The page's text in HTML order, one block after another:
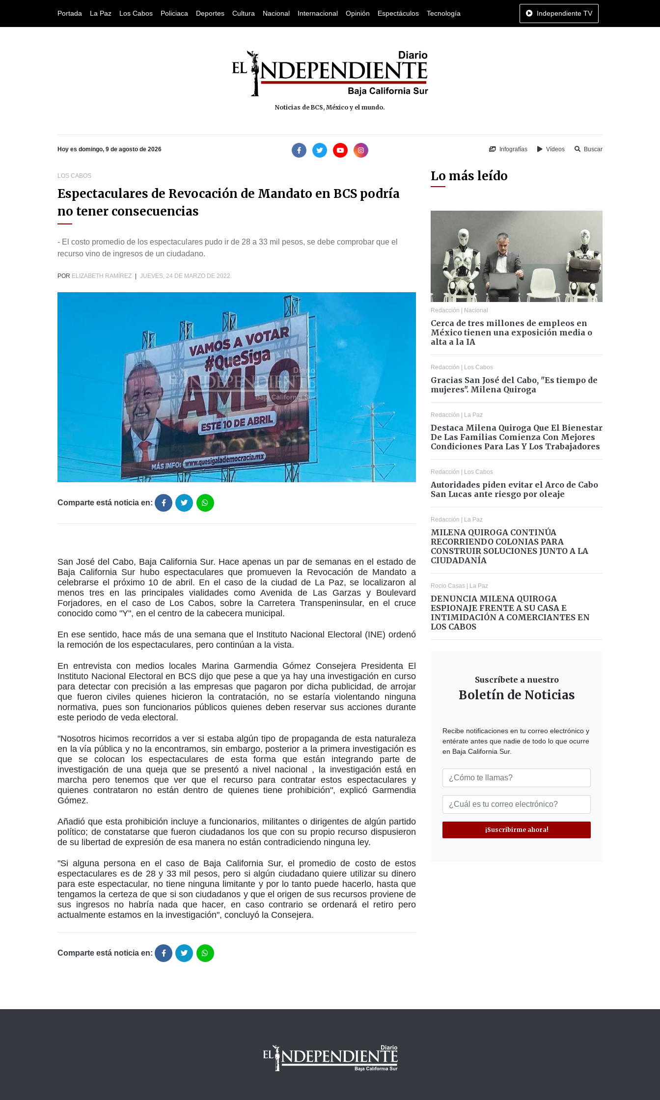
Portada La Paz Los Cabos Policiaca Deportes Cultura Nacional Internacional Opinión Espectáculos Tecnología Independiente TV
Noticias de BCS, México y el mundo.
Hoy es domingo, 9 de agosto de 2026 Infografías Vídeos Buscar
LOS CABOS
Espectaculares de Revocación de Mandato en BCS podría
no tener consecuencias
- El costo promedio de los espectaculares pudo ir de 28 a 33 mil pesos, se debe comprobar que el
recurso vino de ingresos de un ciudadano.
POR ELIZABETH RAMÍREZ JUEVES, 24 DE MARZO DE 2022.
Comparte está noticia en:
San José del Cabo, Baja California Sur. Hace apenas un par de semanas en el estado de
Baja California Sur hubo espectaculares que promueven la Revocación de Mandato a
celebrarse el próximo 10 de abril. En el caso de la ciudad de La Paz, se localizaron al
menos tres en las principales vialidades como Avenida de Las Garzas y Boulevard
Forjadores, en el caso de Los Cabos, sobre la Carretera Transpeninsular, en el cruce
conocido como "Y", en el centro de la cabecera municipal.
En ese sentido, hace más de una semana que el Instituto Nacional Electoral (INE) ordenó
la remoción de los espectaculares, pero continúan a la vista.
En entrevista con medios locales Marina Garmendia Gómez Consejera Presidenta El
Instituto Nacional Electoral en BCS dijo que pese a que ya hay una investigación en curso
para detectar con precisión a las empresas que pagaron por dicha publicidad, de arrojar
que fueron civiles quienes hicieron la contratación, no se estaría violentando ninguna
normativa, pues son funcionarios públicos quienes deben reservar sus acciones durante
este periodo de veda electoral.
"Nosotros hicimos recorridos a ver si estaba algún tipo de propaganda de esta naturaleza
en la vía pública y no la encontramos, sin embargo, posterior a la primera investigación es
que se colocan los espectaculares de esta forma que están integrando parte de
investigación de una queja que se presentó a nivel nacional , la investigación está en
marcha pero tenemos que ver que el recurso para contratar estos espectaculares y
quienes contrataron no están dentro de quienes tiene prohibición", explicó Garmendia
Gómez.
Añadió que esta prohibición incluye a funcionarios, militantes o dirigentes de algún partido
político; de constatarse que fueron ciudadanos los que con su propio recurso dispusieron
de su libertad de expresión de esa manera no están contradiciendo ninguna ley.
"Si alguna persona en el caso de Baja California Sur, el promedio de costo de estos
espectaculares es de 28 y 33 mil pesos, pero si algún ciudadano quiere utilizar su dinero
para este espectacular, no tiene ninguna limitante y por lo tanto puede hacerlo, hasta que
tengamos la certeza de que si son ciudadanos y que el origen de sus recursos proviene de
sus ingresos no habría nada que hacer, en caso contrario se ordenará el retiro pero
actualmente estamos en la investigación", concluyó la Consejera.
Comparte está noticia en:
Lo más leído
Redacción | Nacional
Cerca de tres millones de empleos en
México tienen una exposición media o
alta a la IA
Redacción | Los Cabos
Gracias San José del Cabo, "Es tiempo de
mujeres". Milena Quiroga
Redacción | La Paz
Destaca Milena Quiroga Que El Bienestar
De Las Familias Comienza Con Mejores
Condiciones Para Las Y Los Trabajadores
Redacción | Los Cabos
Autoridades piden evitar el Arco de Cabo
San Lucas ante riesgo por oleaje
Redacción | La Paz
MILENA QUIROGA CONTINÚA
RECORRIENDO COLONIAS PARA
CONSTRUIR SOLUCIONES JUNTO A LA
CIUDADANÍA
Rocio Casas | La Paz
DENUNCIA MILENA QUIROGA
ESPIONAJE FRENTE A SU CASA E
INTIMIDACIÓN A COMERCIANTES EN
LOS CABOS
Suscríbete a nuestro
Boletín de Noticias
Recibe notificaciones en tu correo electrónico y
entérate antes que nadie de todo lo que ocurre
en Baja California Sur.
¡Suscribirme ahora!